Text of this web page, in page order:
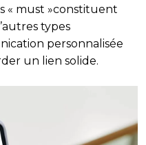
« must »constituent
types
personnalisée
un lien solide.